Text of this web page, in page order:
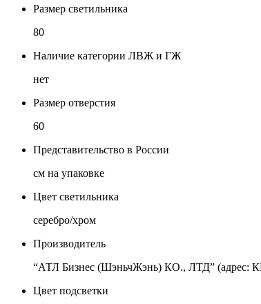
Размер светильника
80
Наличие категории ЛВЖ и ГЖ
нет
Размер отверстия
60
Представительство в России
см на упаковке
Цвет светильника
серебро/хром
Производитель
“АТЛ Бизнес (ШэньчЖэнь) КО., ЛТД” (адрес:
Цвет подсветки